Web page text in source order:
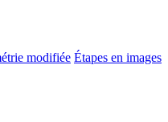
modifiée Étapes en images